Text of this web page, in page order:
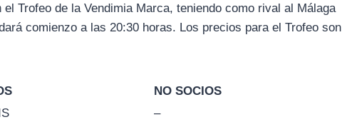
Trofeo de la Vendimia Marca, teniendo como rival al Málaga
comienzo a las 20:30 horas. Los precios para el Trofeo son
NO SOCIOS
–